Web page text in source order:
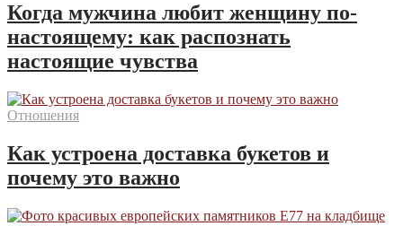
Когда мужчина любит женщину по-
настоящему: как распознать
настоящие чувства
Отношения
Как устроена доставка букетов и
почему это важно